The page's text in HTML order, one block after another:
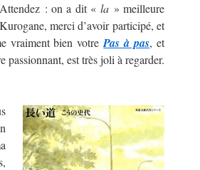
: on a dit «la » meilleure
merci d’avoir participé, et
vraiment bien votrePas à pas, et
passionnant, est très joli à regarder.